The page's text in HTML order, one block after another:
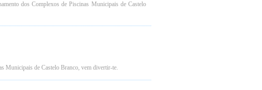
dos Complexos de Piscinas Municipais de Castelo
Municipais de Castelo Branco, vem divertir-te.